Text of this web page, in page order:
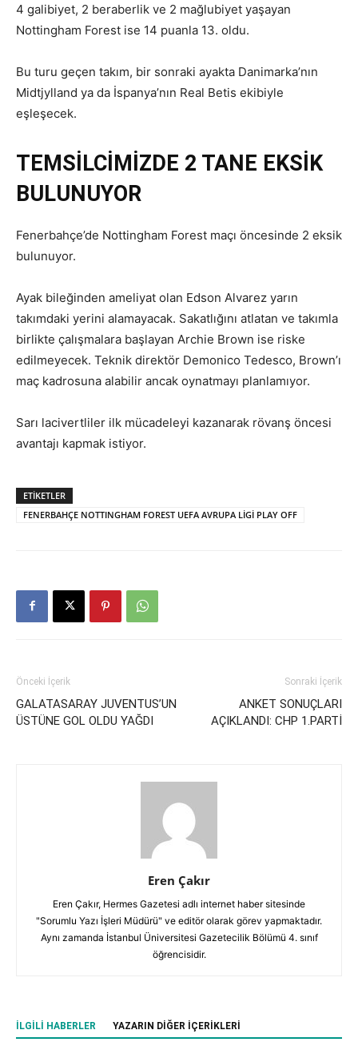
4 galibiyet, 2 beraberlik ve 2 mağlubiyet yaşayan
Nottingham Forest ise 14 puanla 13. oldu.
Bu turu geçen takım, bir sonraki ayakta Danimarka’nın
Midtjylland ya da İspanya’nın Real Betis ekibiyle
eşleşecek.
TEMSİLCİMİZDE 2 TANE EKSİK
BULUNUYOR
Fenerbahçe’de Nottingham Forest maçı öncesinde 2 eksik
bulunuyor.
Ayak bileğinden ameliyat olan Edson Alvarez yarın
takımdaki yerini alamayacak. Sakatlığını atlatan ve takımla
birlikte çalışmalara başlayan Archie Brown ise riske
edilmeyecek. Teknik direktör Demonico Tedesco, Brown’ı
maç kadrosuna alabilir ancak oynatmayı planlamıyor.
Sarı lacivertliler ilk mücadeleyi kazanarak rövanş öncesi
avantajı kapmak istiyor.
ETIKETLER
FENERBAHÇE NOTTINGHAM FOREST UEFA AVRUPA LİGİ PLAY OFF
Önceki İçerik
GALATASARAY JUVENTUS’UN
ÜSTÜNE GOL OLDU YAĞDI
Sonraki İçerik
ANKET SONUÇLARI
AÇIKLANDI: CHP 1.PARTİ
Eren Çakır
Eren Çakır, Hermes Gazetesi adlı internet haber sitesinde
"Sorumlu Yazı İşleri Müdürü" ve editör olarak görev yapmaktadır.
Aynı zamanda İstanbul Üniversitesi Gazetecilik Bölümü 4. sınıf
öğrencisidir.
İLGILI HABERLER YAZARIN DIĞER İÇERIKLERI